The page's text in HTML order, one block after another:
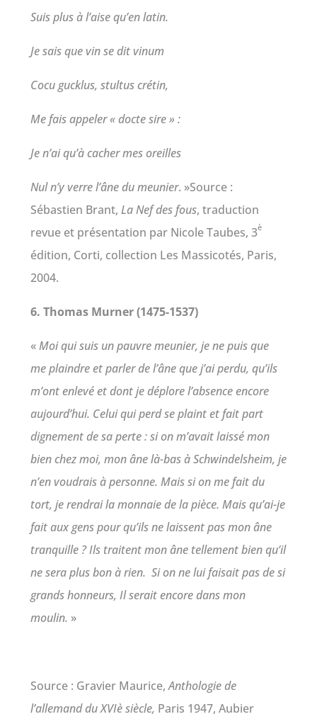
Suis plus à l’aise qu’en latin.
Je sais que vin se dit vinum
Cocu gucklus, stultus crétin,
Me fais appeler « docte sire » :
Je n’ai qu’à cacher mes oreilles
Nul n’y verre l’âne du meunier. »Source :
Sébastien Brant, La Nef des fous, traduction
revue et présentation par Nicole Taubes, 3è
édition, Corti, collection Les Massicotés, Paris,
2004.
6. Thomas Murner (1475-1537)
«Moi qui suis un pauvre meunier, je ne puis que
me plaindre et parler de l’âne que j’ai perdu, qu’ils
m’ont enlevé et dont je déplore l’absence encore
aujourd’hui. Celui qui perd se plaint et fait part
dignement de sa perte : si on m’avait laissé mon
bien chez moi, mon âne là-bas à Schwindelsheim, je
n’en voudrais à personne. Mais si on me fait du
tort, je rendrai la monnaie de la pièce. Mais qu’ai-je
fait aux gens pour qu’ils ne laissent pas mon âne
tranquille ? Ils traitent mon âne tellement bien qu’il
ne sera plus bon à rien. Si on ne lui faisait pas de si
grands honneurs, Il serait encore dans mon
moulin. »
Source : Gravier Maurice,Anthologie de
l’allemand du XVIè siècle, Paris 1947, Aubier